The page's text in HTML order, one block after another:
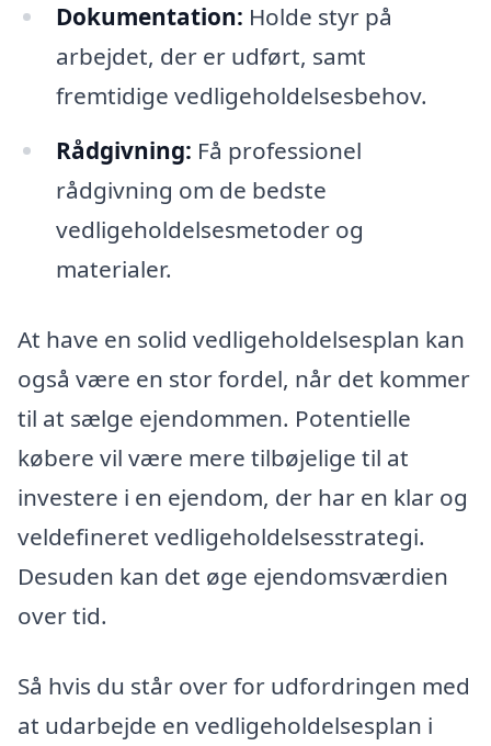
Dokumentation: Holde styr på
arbejdet, der er udført, samt
fremtidige vedligeholdelsesbehov.
Rådgivning: Få professionel
rådgivning om de bedste
vedligeholdelsesmetoder og
materialer.
At have en solid vedligeholdelsesplan kan
også være en stor fordel, når det kommer
til at sælge ejendommen. Potentielle
købere vil være mere tilbøjelige til at
investere i en ejendom, der har en klar og
veldefineret vedligeholdelsesstrategi.
Desuden kan det øge ejendomsværdien
over tid.
Så hvis du står over for udfordringen med
at udarbejde en vedligeholdelsesplan i